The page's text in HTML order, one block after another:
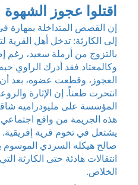
اقتلوا عجوز الشهوة
إن القصص المتداخلة بمهارة
إلى الكارثة: تدخل أهل القرية
بالتزوج من أرملة سعيد، رغم
وكالمعتاد فقد أدرك الراوي
العجوز، وقطعت عضوه، بعد
انتحرت طعناً. إن الإثارة
المؤسسة على مليودراميه
هذه الجريمة من واقع
يشتعل في تخوم قرية
صالح هيكله السردي الموسوم
انتقالات هادئة حتى الكارثة
الخلاص.